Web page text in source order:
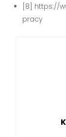
[8] https://
pracy